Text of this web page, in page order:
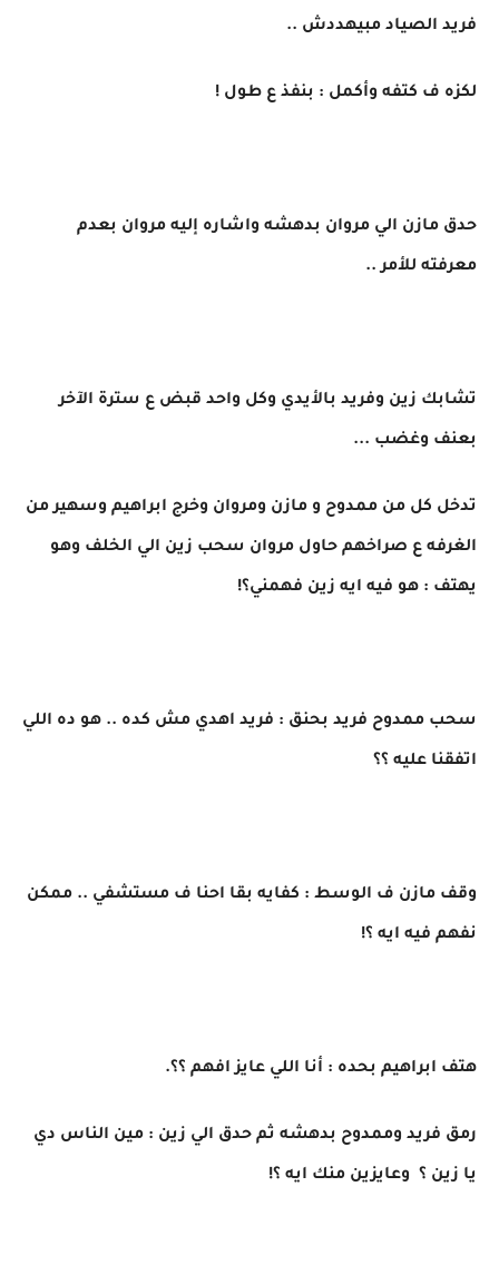
فريد الصياد مبيهددش ..
لكزه ف كتفه وأكمل : بنفذ ع طول !
حدق مازن الي مروان بدهشه واشاره إليه مروان بعدم
معرفته للأمر ..
تشابك زين وفريد بالأيدي وكل واحد قبض ع سترة الآخر
بعنف وغضب ...
تدخل كل من ممدوح و مازن ومروان وخرج ابراهيم وسهير من
الغرفه ع صراخهم حاول مروان سحب زين الي الخلف وهو
يهتف : هو فيه ايه زين فهمني؟!
سحب ممدوح فريد بحنق : فريد اهدي مش كده .. هو ده اللي
اتفقنا عليه ؟؟
وقف مازن ف الوسط : كفايه بقا احنا ف مستشفي .. ممكن
نفهم فيه ايه ؟!
هتف ابراهيم بحده : أنا اللي عايز افهم ؟؟.
رمق فريد وممدوح بدهشه ثم حدق الي زين : مين الناس دي
يا زين ؟ وعايزين منك ايه ؟!